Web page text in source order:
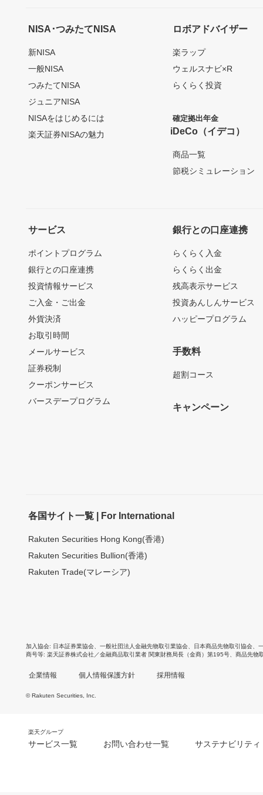
NISA･つみたてNISA
新NISA
一般NISA
つみたてNISA
ジュニアNISA
NISAをはじめるには
楽天証券NISAの魅力
ロボアドバイザー
楽ラップ
ウェルスナビ×R
らくらく投資
確定拠出年金
iDeCo（イデコ）
商品一覧
節税シミュレーション
サービス
ポイントプログラム
銀行との口座連携
投資情報サービス
ご入金・ご出金
外貨決済
お取引時間
メールサービス
証券税制
クーポンサービス
バースデープログラム
銀行との口座連携
らくらく入金
らくらく出金
残高表示サービス
投資あんしんサービス
ハッピープログラム
手数料
超割コース
キャンペーン
各国サイト一覧 | For International
Rakuten Securities Hong Kong(香港)
Rakuten Securities Bullion(香港)
Rakuten Trade(マレーシア)
加入協会 日本証券業協会 一般社団法人金融先物取引業協会 日本商品先物取引協会
商号等 楽天証券株式会社／金融商品取引業者 関東財務局長（金商）第195号、商品先物
企業情報 個人情報保護方針 採用情報
© Rakuten Securities, Inc.
楽天グループ
サービス一覧 お問い合わせ一覧 サステナビリティ